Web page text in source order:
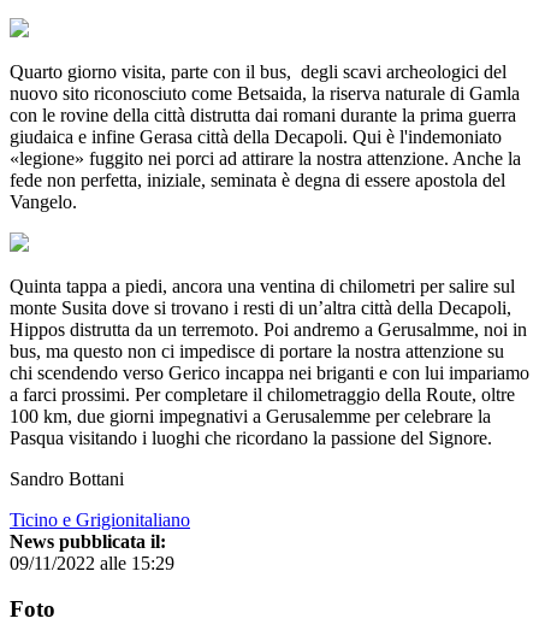
Quarto giorno visita, parte con il bus, degli scavi archeologici del
nuovo sito riconosciuto come Betsaida, la riserva naturale di Gamla
con le rovine della città distrutta dai romani durante la prima guerra
giudaica e infine Gerasa città della Decapoli. Qui è l'indemoniato
«legione» fuggito nei porci ad attirare la nostra attenzione. Anche la
fede non perfetta, iniziale, seminata è degna di essere apostola del
Vangelo.
Quinta tappa a piedi, ancora una ventina di chilometri per salire sul
monte Susita dove si trovano i resti di un’altra città della Decapoli,
Hippos distrutta da un terremoto. Poi andremo a Gerusalmme, noi in
bus, ma questo non ci impedisce di portare la nostra attenzione su
chi scendendo verso Gerico incappa nei briganti e con lui impariamo
a farci prossimi. Per completare il chilometraggio della Route, oltre
100 km, due giorni impegnativi a Gerusalemme per celebrare la
Pasqua visitando i luoghi che ricordano la passione del Signore.
Sandro Bottani
Ticino e Grigionitaliano
News pubblicata il:
09/11/2022 alle 15:29
Foto